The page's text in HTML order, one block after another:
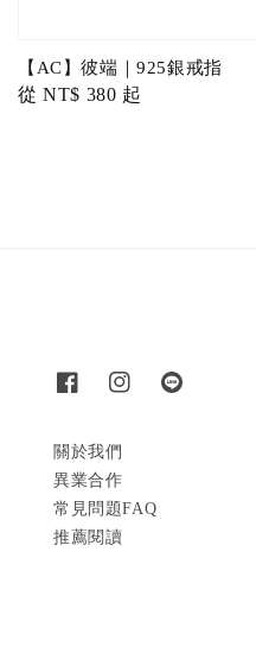
【AC】彼端｜925銀戒指
Regular
從NT$ 380 起
關於我們
異業合作
常見問題FAQ
推薦閱讀